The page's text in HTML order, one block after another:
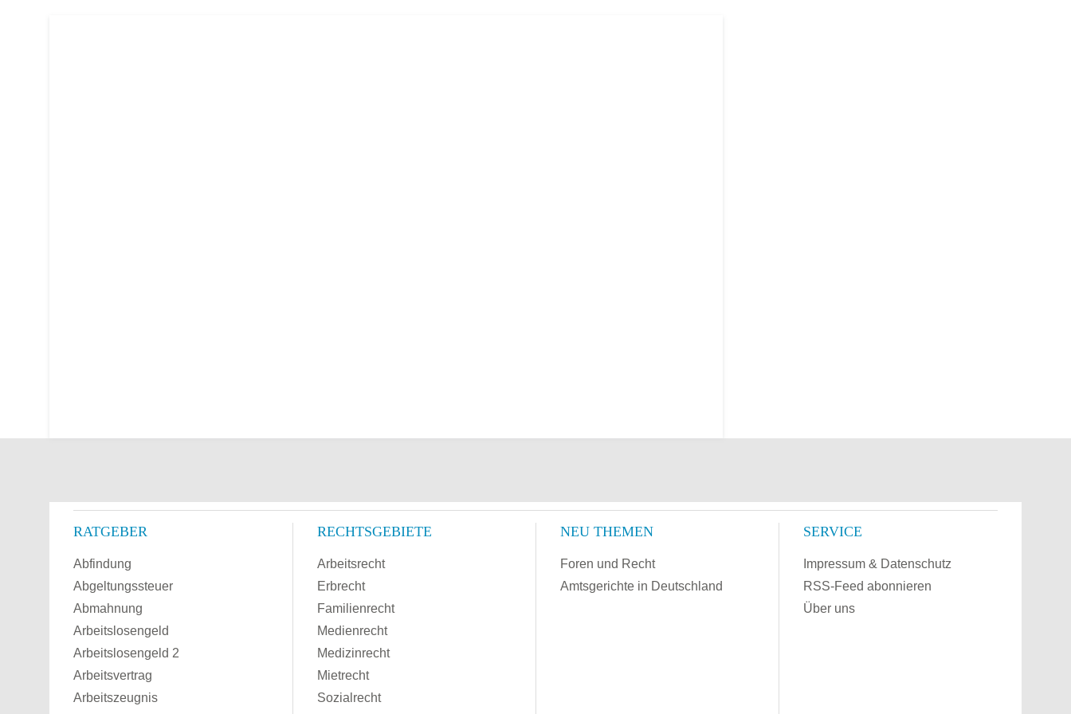
RATGEBER
Abfindung
Abgeltungssteuer
Abmahnung
Arbeitslosengeld
Arbeitslosengeld 2
Arbeitsvertrag
Arbeitszeugnis
RECHTSGEBIETE
Arbeitsrecht
Erbrecht
Familienrecht
Medienrecht
Medizinrecht
Mietrecht
Sozialrecht
NEU THEMEN
Foren und Recht
Amtsgerichte in Deutschland
SERVICE
Impressum & Datenschutz
RSS-Feed abonnieren
Über uns